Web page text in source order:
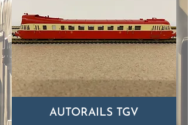
AUTORAILS TGV